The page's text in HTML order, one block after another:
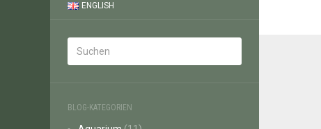
ENGLISH
BLOG-KATEGORIEN